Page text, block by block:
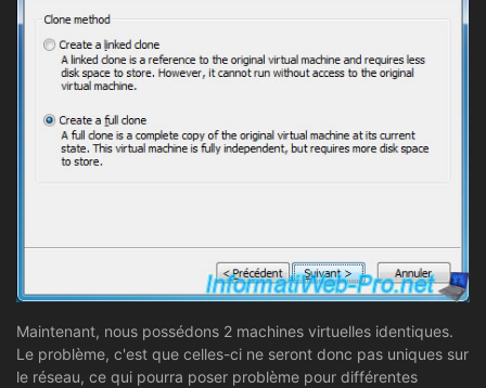
Maintenant, nous possédons 2 machines virtuelles identiques.
Le problème, c'est que celles-ci ne seront donc pas uniques sur
le réseau, ce qui pourra poser problème pour différentes